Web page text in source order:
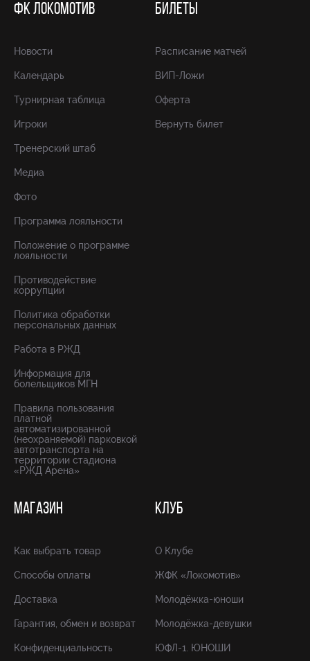
ФК ЛОКОМОТИВ
Новости
Календарь
Турнирная таблица
Игроки
Тренерский штаб
Медиа
Фото
Программа лояльности
Положение о программе
лояльности
Противодействие
коррупции
Политика обработки
персональных данных
Работа в РЖД
Информация для
болельщиков МГН
Правила пользования
платной
автоматизированной
(неохраняемой) парковкой
автотранспорта на
территории стадиона
«РЖД Арена»
БИЛЕТЫ
Расписание матчей
ВИП-Ложи
Оферта
Вернуть билет
МАГАЗИН
Как выбрать товар
Способы оплаты
Доставка
Гарантия, обмен и возврат
Конфиденциальность
КЛУБ
О Клубе
ЖФК «Локомотив»
Молодёжка-юноши
Молодёжка-девушки
ЮФЛ-1. ЮНОШИ